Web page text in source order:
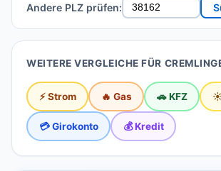
Andere PLZ prüfen:
WEITERE VERGLEICHE FÜR
⚡ Strom 🔥 Gas 🚗 KFZ
💳 Girokonto 💰 Kredit